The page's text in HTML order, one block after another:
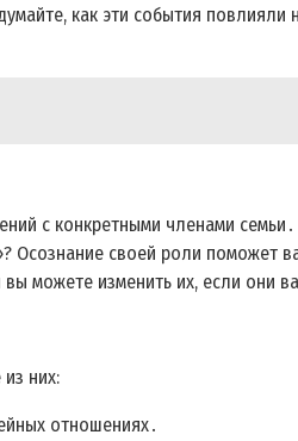
как эти события повлияли
с конкретными членами
Осознание своей роли поможет
можете изменить их, если они
них:
отношениях․